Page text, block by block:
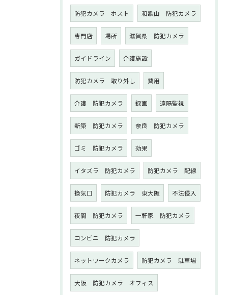
防犯カメラ ホスト 和歌山 防犯カメラ
専門店 場所 滋賀県 防犯カメラ
ガイドライン 介護施設
防犯カメラ 取り外し 費用
介護 防犯カメラ 録画 遠隔監視
新築 防犯カメラ 奈良 防犯カメラ
ゴミ 防犯カメラ 効果
イタズラ 防犯カメラ 防犯カメラ 配線
換気口 防犯カメラ 東大阪 不法侵入
夜間 防犯カメラ 一軒家 防犯カメラ
コンビニ 防犯カメラ
ネットワークカメラ 防犯カメラ 駐車場
大阪 防犯カメラ オフィス